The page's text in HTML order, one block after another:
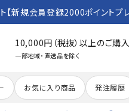
新規会員登録2000ポイントプレ
10,000円（税抜）以上のご購
一部地域・直送品を除く
お気に入り商品 発注履歴